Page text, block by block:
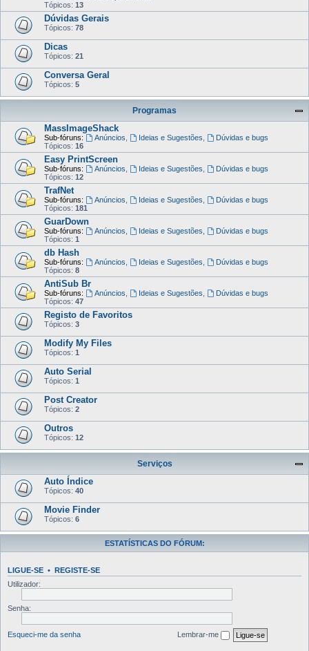
Tópicos: 13
Dúvidas Gerais
Tópicos: 78
Dicas
Tópicos: 21
Conversa Geral
Tópicos: 5
Programas
MassImageShack
Sub-fóruns: Anúncios Ideias e Sugestões
Dúvidas e bugs
Tópicos: 16
Easy PrintScreen
Sub-fóruns: Anúncios Ideias e Sugestões
Dúvidas e bugs
Tópicos: 12
TrafNet
Sub-fóruns: Anúncios Ideias e Sugestões
Dúvidas e bugs
Tópicos: 181
GuarDown
Sub-fóruns: Anúncios Ideias e Sugestões
Dúvidas e bugs
Tópicos: 1
db Hash
Sub-fóruns: Anúncios Ideias e Sugestões
Dúvidas e bugs
Tópicos: 8
AntiSub Br
Sub-fóruns: Anúncios Ideias e Sugestões
Dúvidas e bugs
Tópicos: 47
Registo de Favoritos
Tópicos: 3
Modify My Files
Tópicos: 1
Auto Serial
Tópicos: 1
Post Creator
Tópicos: 2
Outros
Tópicos: 12
Serviços
Auto Índice
Tópicos: 40
Movie Finder
Tópicos: 6
ESTATÍSTICAS DO FÓRUM:
LIGUE-SE • REGISTE-SE
Utilizador:
Senha:
Esqueci-me da senha Lembrar-me